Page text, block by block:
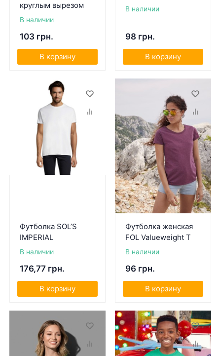
круглым вырезом
В наличии
103 грн.
В корзину
В наличии
98 грн.
В корзину
Футболка SOL’S
IMPERIAL
В наличии
176,77 грн.
В корзину
Футболка женская
FOL Valueweight T
В наличии
96 грн.
В корзину